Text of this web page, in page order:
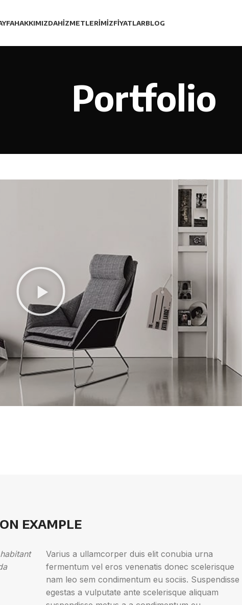
HAKKIMIZDAHIZMETLERIMIZFIYATLARBLOG
Portfolio
EXAMPLE
Varius a ullamcorper duis elit conubia urna
fermentum vel eros venenatis donec scelerisque
nam leo sem condimentum eu sociis. Suspendisse
egestas a vulputate ante scelerisque aliquam